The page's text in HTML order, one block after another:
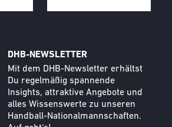
DHB-NEWSLETTER
Text
Mit dem DHB-Newsletter erhältst
Du regelmäßig spannende
Insights, attraktive Angebote und
alles Wissenswerte zu unseren
Handball-Nationalmannschaften.